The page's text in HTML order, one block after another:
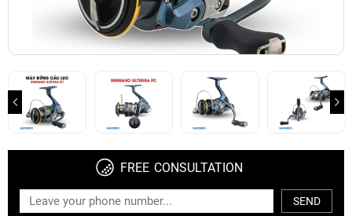
FREE CONSULTATION
SEND